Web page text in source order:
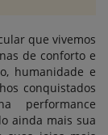
que vivemos
de conforto e
humanidade e
conquistados
performance
ainda mais sua